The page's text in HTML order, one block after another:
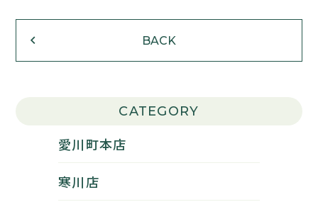
BACK
CATEGORY
愛川町本店
寒川店